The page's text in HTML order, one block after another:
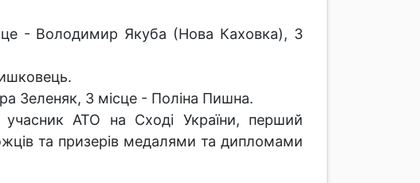
- Володимир Якуба (Нова Каховка), 3
Зеленяк, 3 місце - Поліна Пишна.
учасник АТО на Сході України, перший
та призерів медалями та дипломами